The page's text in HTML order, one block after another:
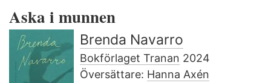
Aska i munnen
Brenda Navarro
Bokförlaget Tranan 2024
Översättare: Hanna Axén